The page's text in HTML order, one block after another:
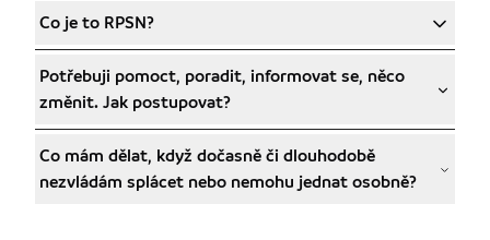
Co je to RPSN?
Potřebuji pomoct, poradit, informovat se, něco
změnit. Jak postupovat?
Co mám dělat, když dočasně či dlouhodobě
nezvládám splácet nebo nemohu jednat osobně?